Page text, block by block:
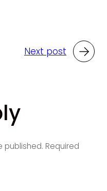
Next post
published. Required